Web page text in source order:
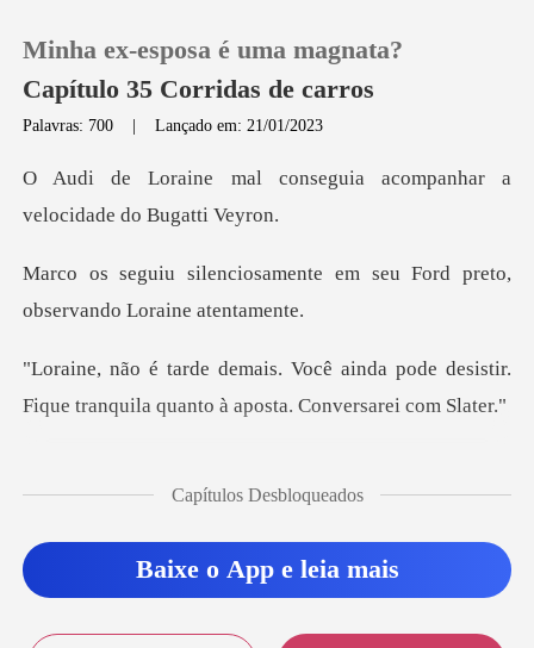
0
Histórico
Sair
Minha ex-esposa é uma magnata?
Capítulo 35 Corridas de carros
Palavras: 700 |Lançado em: 21/01/2023
seguia acompanhar a
veloc
ente em seu Ford preto,
obs
nda pode desistir.
Fique tranquila qu
Capítulos Desbloqueados
Baixe o App e leia mais